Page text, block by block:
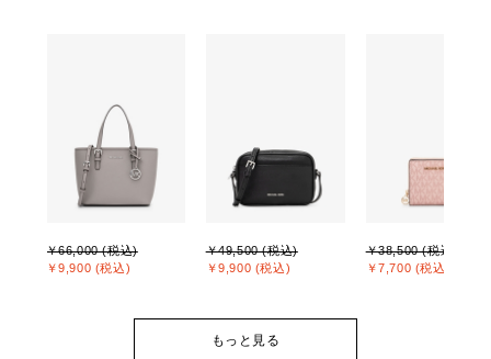
￥66,000 (税込)
￥9,900 (税込)
￥49,500 (税込)
￥9,900 (税込)
￥38,500 (税込)
￥7,700 (税込)
もっと見る